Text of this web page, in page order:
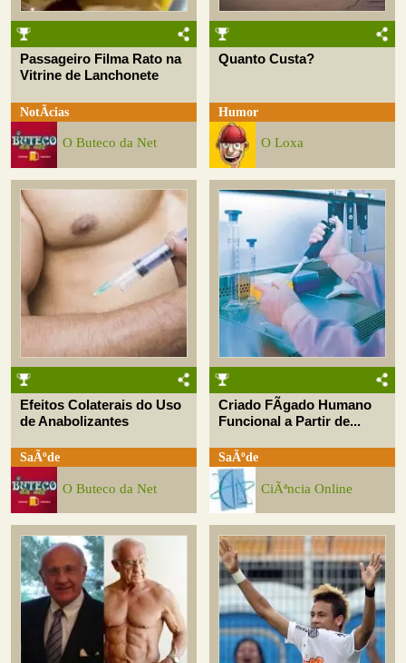
Passageiro Filma Rato na
Vitrine de Lanchonete
NotÃ­cias
O Buteco da Net
Quanto Custa?
Humor
O Loxa
Efeitos Colaterais do Uso
de Anabolizantes
SaÃºde
O Buteco da Net
Criado FÃ­gado Humano
Funcional a Partir de...
SaÃºde
CiÃªncia Online